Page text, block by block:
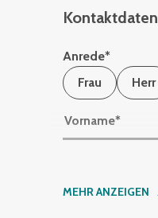
Kontaktdaten
Anrede*
Frau
Herr
Vorname*
Nachname*
MEHR ANZEIGEN